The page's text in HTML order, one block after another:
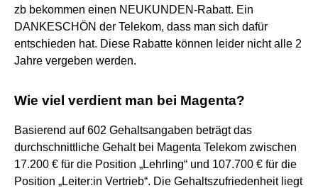
zb bekommen einen NEUKUNDEN-Rabatt. Ein
DANKESCHÖN der Telekom, dass man sich dafür
entschieden hat. Diese Rabatte können leider nicht alle 2
Jahre vergeben werden.
Wie viel verdient man bei Magenta?
Basierend auf 602 Gehaltsangaben beträgt das
durchschnittliche Gehalt bei Magenta Telekom zwischen
17.200 € für die Position „Lehrling“ und 107.700 € für die
Position „Leiter:in Vertrieb“. Die Gehaltszufriedenheit liegt